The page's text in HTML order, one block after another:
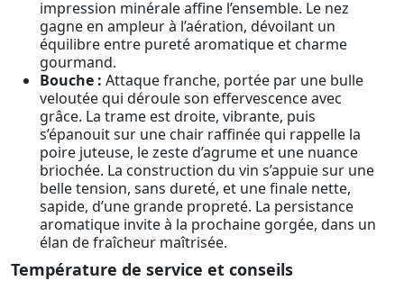
impression minérale affine l’ensemble. Le nez
gagne en ampleur à l’aération, dévoilant un
équilibre entre pureté aromatique et charme
gourmand.
Bouche : Attaque franche, portée par une bulle
veloutée qui déroule son effervescence avec
grâce. La trame est droite, vibrante, puis
s’épanouit sur une chair raffinée qui rappelle la
poire juteuse, le zeste d’agrume et une nuance
briochée. La construction du vin s’appuie sur une
belle tension, sans dureté, et une finale nette,
sapide, d’une grande propreté. La persistance
aromatique invite à la prochaine gorgée, dans un
élan de fraîcheur maîtrisée.
Température de service et conseils